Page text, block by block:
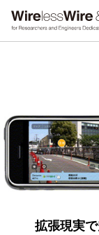
拡張現実